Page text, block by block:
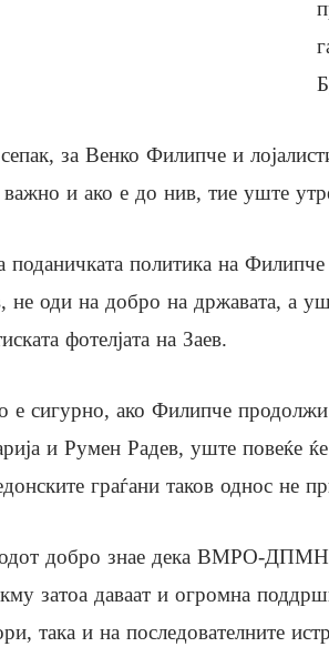
за Венко Филипче и
важно и ако е до нив, тие уште
поданичката политика на
не оди на добро на државата, а
фотелјата на Заев.
е сигурно, ако Филипче
и Румен Радев, уште повеќе
граѓани таков однос не
добро знае дека ВМРО-
затоа даваат и огромна
така и на последователните